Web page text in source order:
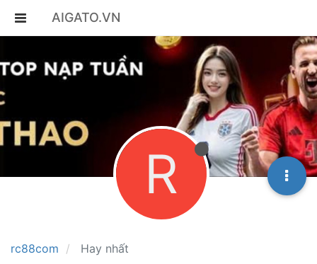
AIGATO.VN
rc88com Hay nhất
R